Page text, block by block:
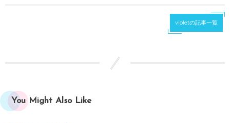
violetの記事一覧
You Might Also Like